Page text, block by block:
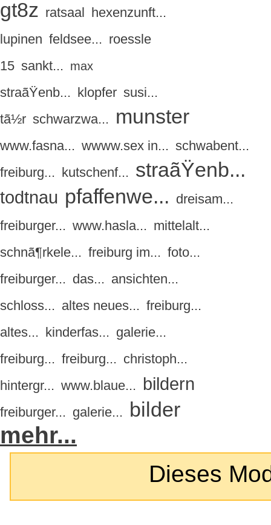
gt8z ratsaal hexenzunft...
lupinen feldsee... roessle
15 sankt... max
straãŸenb... klopfer susi...
tã½r schwarzwa... munster
www.fasna... wwww.sex in... schwabent...
freiburg... kutschenf... straãŸenb...
todtnau pfaffenwe... dreisam...
freiburger... www.hasla... mittelalt...
schnã¶rkele... freiburg im... foto...
freiburger... das... ansichten...
schloss... altes neues... freiburg...
altes... kinderfas... galerie...
freiburg... freiburg... christoph...
hintergr... www.blaue... bildern
freiburger... galerie... bilder
mehr...
Dieses